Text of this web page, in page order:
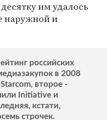
им удалось
наружной и
российских
в 2008
второе -
Initiative и
кстати,
строчек.